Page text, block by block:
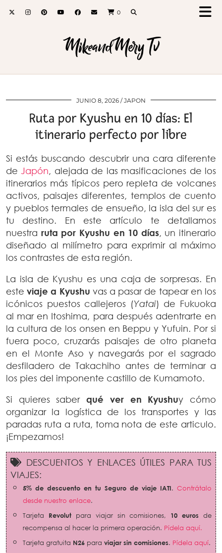
0
MikeandMery Tv
JUNIO 8, 2026 JAPON
Ruta por Kyushu en 10 días: El
itinerario perfecto por libre
Si estás buscando descubrir una cara diferente
de Japón, alejada de las masificaciones de los
itinerarios más típicos pero repleta de volcanes
activos, paisajes diferentes, templos de cuento
y pueblos termales de ensueño, la isla del sur es
tu destino. En este artículo te detallamos
nuestra ruta por Kyushu en 10 días, un itinerario
diseñado al milímetro para exprimir al máximo
los contrastes de esta región.
La isla de Kyushu es una caja de sorpresas. En
esteviaje a Kyushu vas a pasar de tapear en los
icónicos puestos callejeros (Yatai) de Fukuoka
al mar en Itoshima, para después adentrarte en
la cultura de los onsen en Beppu y Yufuin. Por si
fuera poco, cruzarás paisajes de otro planeta
en el Monte Aso y navegarás por el sagrado
desfiladero de Takachiho antes de terminar a
los pies del imponente castillo de Kumamoto.
Si quieres saberqué ver en Kyushuy cómo
organizar la logística de los transportes y las
paradas ruta a ruta, toma nota de este articulo.
¡Empezamos!
DESCUENTOS Y ENLACES ÚTILES PARA TUS
VIAJES:
5% de descuento en tu Seguro de viaje IATI. Contrátalo
desde nuestro enlace.
Tarjeta Revolutpara viajar sin comisiones, 10 euros de
recompensa al hacer la primera operación. Pídela aquí.
Tarjeta gratuita N26 para viajar sin comisiones. Pídela aquí.